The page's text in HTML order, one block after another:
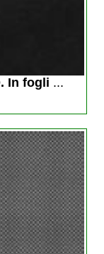
In fogli ...